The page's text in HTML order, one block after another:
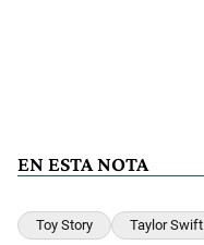
EN ESTA NOTA
Toy Story Taylor Swift